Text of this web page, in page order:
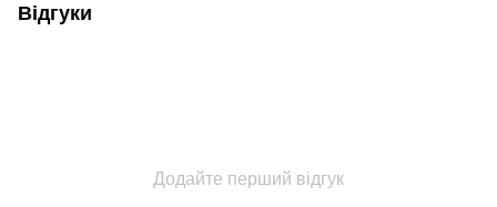
Відгуки
Додайте перший відгук